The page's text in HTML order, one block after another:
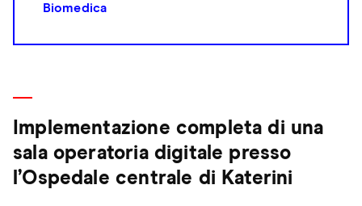
Biomedica
Implementazione completa di una
sala operatoria digitale presso
l’Ospedale centrale di Katerini